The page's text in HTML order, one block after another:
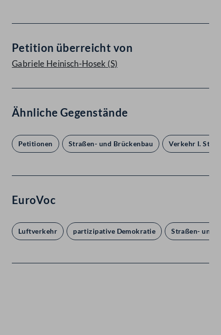
Petition überreicht von
Gabriele Heinisch-Hosek (S)
Ähnliche Gegenstände
Petitionen Straßen- und Brückenbau Verkehr I.
EuroVoc
Luftverkehr partizipative Demokratie Straßen- und